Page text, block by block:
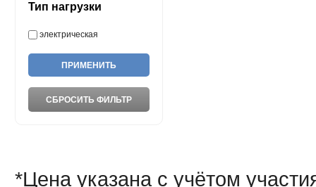
Тип нагрузки
электрическая
*Цена указана с учётом